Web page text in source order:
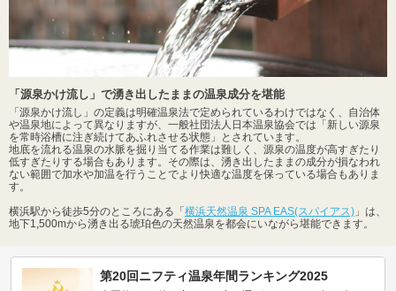
「源泉かけ流し」で湧き出したままの温泉成分を堪能
「源泉かけ流し」の定義は明確温泉法で定められているわけではなく、自治体
や温泉地によって異なりますが、一般社団法人日本温泉協会では「新しい源泉
を常時浴槽に注ぎ続けてあふれさせる状態」とされています。
地底を流れる温泉の水脈を掘り当てる作業は難しく、源泉の温度が高すぎたり
低すぎたりする場合もあります。その際は、湧き出したままの成分が損なわれ
ない範囲で加水や加温を行うことでより快適な温度を保っている場合もありま
す。
横浜駅から徒歩5分のところにある「 横浜天然温泉 SPA EAS(スパイアス) 」は、
地下1,500mから湧き出る琥珀色の天然温泉を都会にいながら堪能できます。
第20回ニフティ温泉年間ランキング2025